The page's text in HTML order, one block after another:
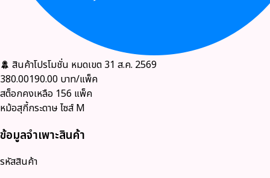
สินค้าโปรโมชั่น หมดเขต 31 ส.ค. 2569
380.00190.00 บาท/แพ็ค
สต็อกคงเหลือ 156 แพ็ค
หม้อสุกี้กระดาษ ไซส์ M
ข้อมูลจำเพาะสินค้า
รหัสสินค้า